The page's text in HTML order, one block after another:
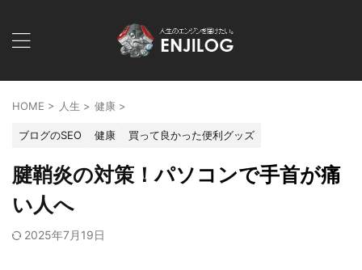
HOME > 人生 > 健康 >
ブログのSEO 健康 買って良かった便利グッズ
腱鞘炎の対策！パソコンで手首が痛
い人へ
2025年7月19日